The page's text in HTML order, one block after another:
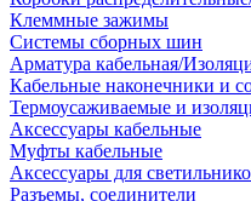
Клеммные зажимы
Системы сборных шин
Арматура кабельная/
Кабельные наконечники и
Термоусаживаемые и
Аксессуары кабельные
Муфты кабельные
Аксессуары для
Разъемы, соединители